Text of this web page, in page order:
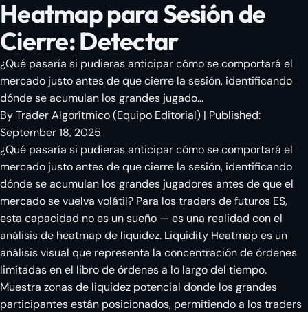
Heatmap para Sesión de
Cierre: Detectar
¿Qué pasaría si pudieras anticipar cómo se comportará el
mercado justo antes de que cierre la sesión, identificando
dónde se acumulan los grandes jugado...
ByTrader Algorítmico(Equipo Editorial) | Published:
September 18, 2025
¿Qué pasaría si pudieras anticipar cómo se comportará el
mercado justo antes de que cierre la sesión, identificando
dónde se acumulan los grandes jugadores antes de que el
mercado se vuelva volátil? Para los traders de futuros ES,
esta capacidad no es un sueño — es una realidad con el
análisis de heatmap de liquidez. Liquidity Heatmap es un
análisis visual que representa la concentración de órdenes
limitadas en el libro de órdenes a lo largo del tiempo.
Muestra zonas de liquidez potencial donde los grandes
participantes están posicionados, permitiendo a los traders